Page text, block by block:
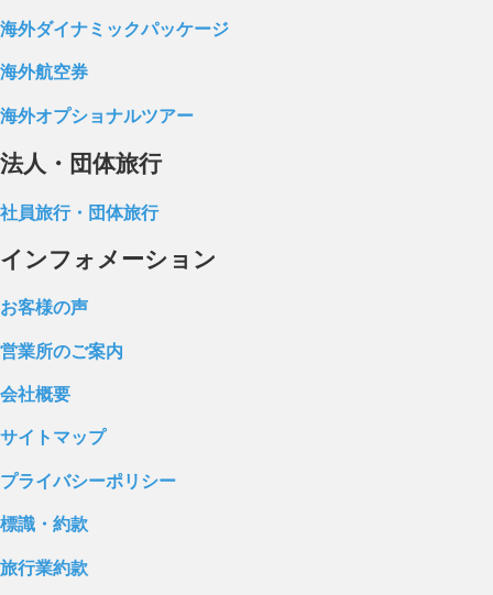
海外ダイナミックパッケージ
海外航空券
海外オプショナルツアー
法人・団体旅行
社員旅行・団体旅行
インフォメーション
お客様の声
営業所のご案内
会社概要
サイトマップ
プライバシーポリシー
標識・約款
旅行業約款